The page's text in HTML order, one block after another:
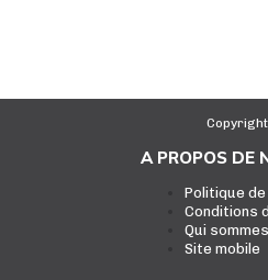
A PROPOS DE
Politique
Conditions
Qui
Site mobile